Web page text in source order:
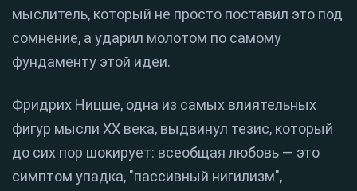
мыслитель, который не просто поставил это под
сомнение, а ударил молотом по самому
фундаменту этой идеи.
Фридрих Ницше, одна из самых влиятельных
фигур мысли XX века, выдвинул тезис, который
до сих пор шокирует: всеобщая любовь — это
симптом упадка, "пассивный нигилизм",